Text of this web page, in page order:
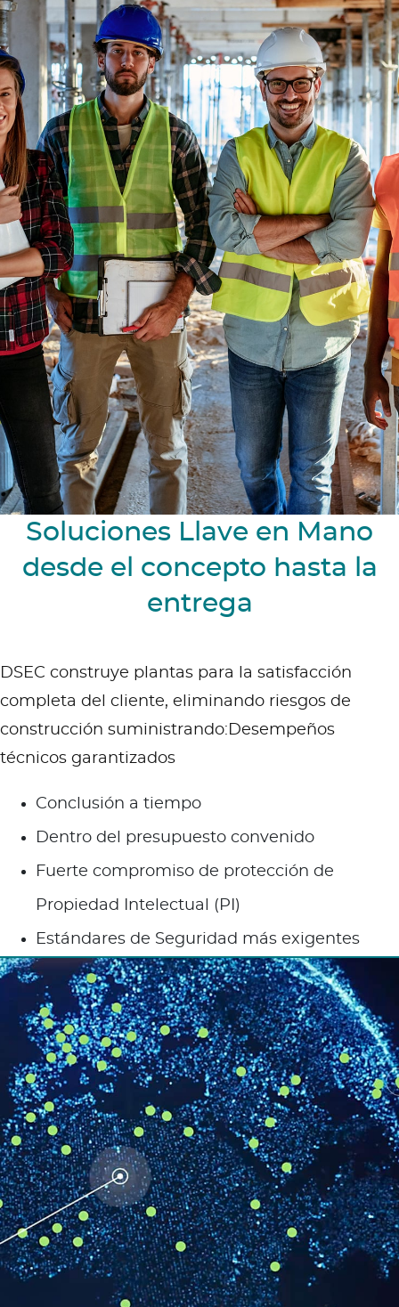
Soluciones Llave en Mano
desde el concepto hasta la
entrega
DSEC construye plantas para la satisfacción
completa del cliente, eliminando riesgos de
construcción suministrando:Desempeños
técnicos garantizados
Conclusión a tiempo
Dentro del presupuesto convenido
Fuerte compromiso de protección de
Propiedad Intelectual (PI)
Estándares de Seguridad más exigentes